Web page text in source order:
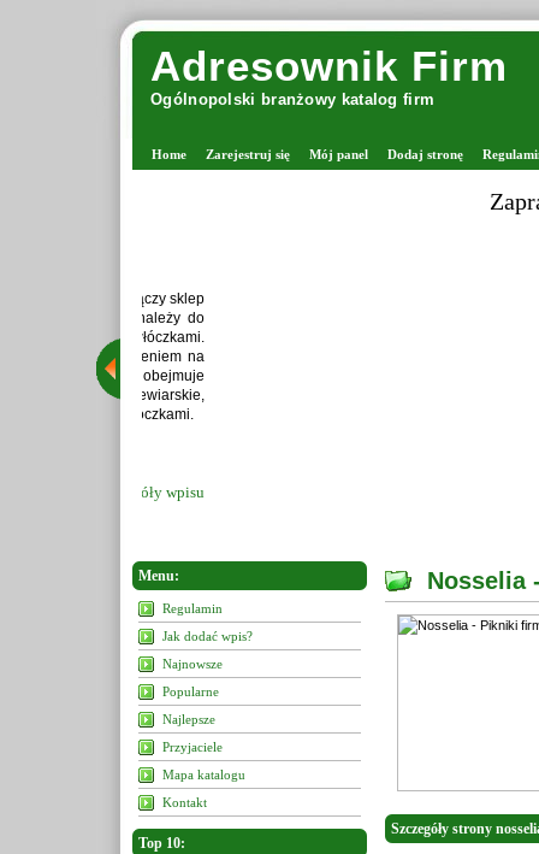
Adresownik Firm
Ogólnopolski branżowy katalog firm
Home Zarejestruj się Mój panel Dodaj stronę
Menu:
Regulamin
Jak dodać wpis?
Najnowsze
Popularne
Najlepsze
Przyjaciele
Mapa katalogu
Kontakt
Top 10:
Nosselia
Szczegóły strony